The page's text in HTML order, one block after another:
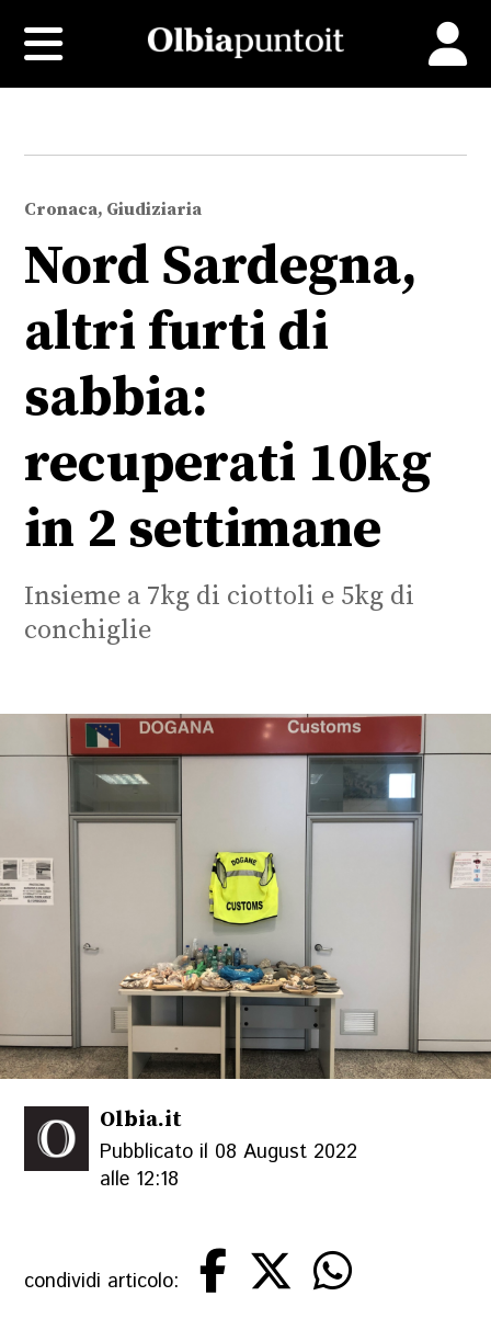
Cronaca, Giudiziaria
Nord Sardegna,
altri furti di
sabbia:
recuperati 10kg
in 2 settimane
Insieme a 7kg di ciottoli e 5kg di
conchiglie
Olbia.it
Pubblicato il 08 August 2022
alle 12:18
condividi articolo: